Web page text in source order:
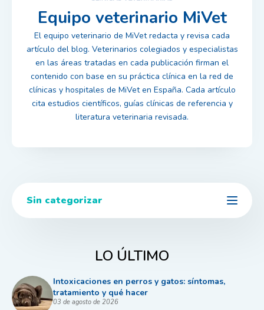
Equipo veterinario MiVet
El equipo veterinario de MiVet redacta y revisa cada
artículo del blog. Veterinarios colegiados y especialistas
en las áreas tratadas en cada publicación firman el
contenido con base en su práctica clínica en la red de
clínicas y hospitales de MiVet en España. Cada artículo
cita estudios científicos, guías clínicas de referencia y
literatura veterinaria revisada.
Sin categorizar
LO ÚLTIMO
Intoxicaciones en perros y gatos: síntomas,
tratamiento y qué hacer
03 de agosto de 2026